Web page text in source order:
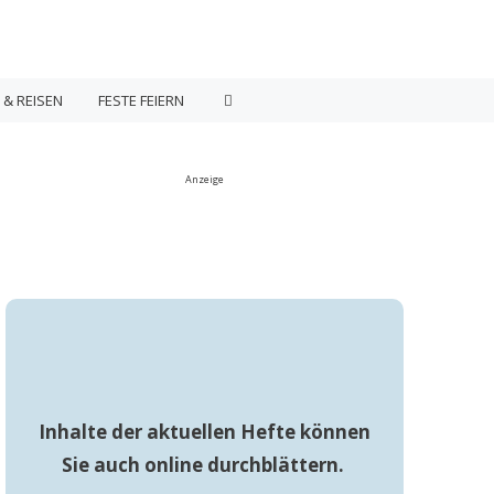
REISEN FESTE FEIERN
Anzeige
Inhalte der aktuellen Hefte können
Sie auch online durchblättern.